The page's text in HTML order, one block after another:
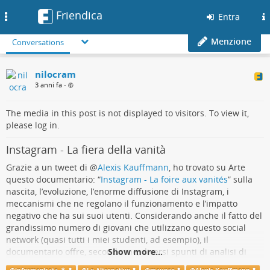
Friendica Entra
Conversations Menzione
nilocram
3 anni fa •
The media in this post is not displayed to visitors. To view it,
please log in.
Instagram - La fiera della vanità
Grazie a un tweet di @Alexis Kauffmann, ho trovato su Arte
questo documentario: “Instagram - La foire aux vanités” sulla
nascita, l’evoluzione, l’enorme diffusione di Instagram, i
meccanismi che ne regolano il funzionamento e l’impatto
negativo che ha sui suoi utenti. Considerando anche il fatto del
grandissimo numero di giovani che utilizzano questo social
network (quasi tutti i miei studenti, ad esempio), il
documentario offre, secondo me, diversi spunti di analisi di
grande interesse.
Show more...